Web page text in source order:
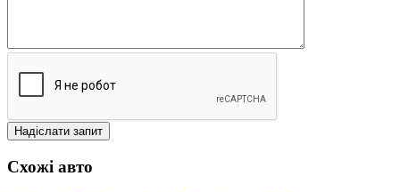
Схожі авто